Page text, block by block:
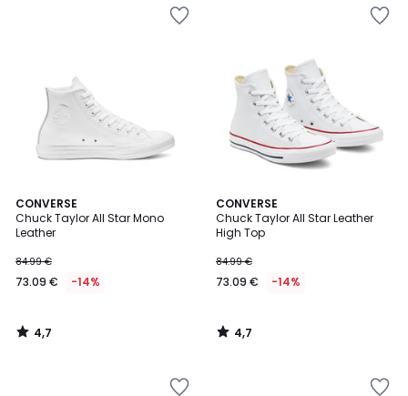
CONVERSE
Chuck Taylor All Star Mono
Leather
84.99 €
73.09 € -14%
4,7
/ 5
4,7
/
CONVERSE
Chuck Taylor All Star Leather
High Top
84.99 €
73.09 € -14%
4,7
/ 5
4,7
/